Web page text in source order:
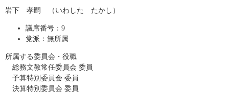
岩下 孝嗣 （いわした たかし）
議席番号：9
党派：無所属
所属する委員会・役職
総務文教常任委員会 委員
予算特別委員会 委員
決算特別委員会 委員